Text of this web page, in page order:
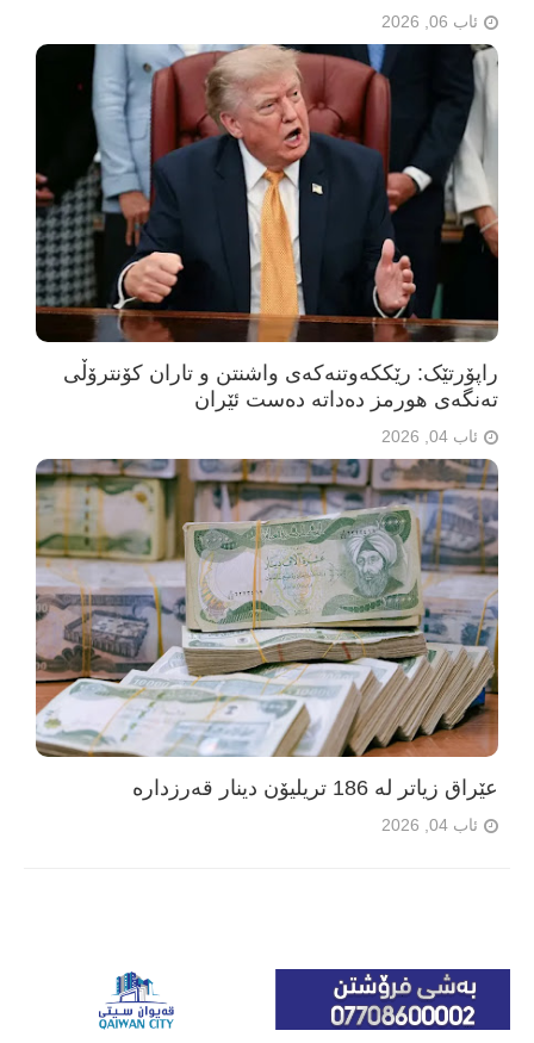
ئاب 06, 2026
راپۆرتێک: رێککەوتنەکەی واشنتن و تاران کۆنترۆڵی
تەنگەی هورمز دەداتە دەست ئێران
ئاب 04, 2026
عێراق زیاتر لە 186 تریلیۆن دینار قەرزدارە
ئاب 04, 2026